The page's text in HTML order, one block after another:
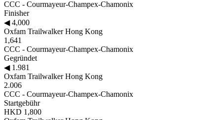
CCC - Courmayeur-Champex-Chamonix
Finisher
◀4,000
Oxfam Trailwalker Hong Kong
1,641
CCC - Courmayeur-Champex-Chamonix
Gegründet
◀1.981
Oxfam Trailwalker Hong Kong
2.006
CCC - Courmayeur-Champex-Chamonix
Startgebühr
HKD 1,800